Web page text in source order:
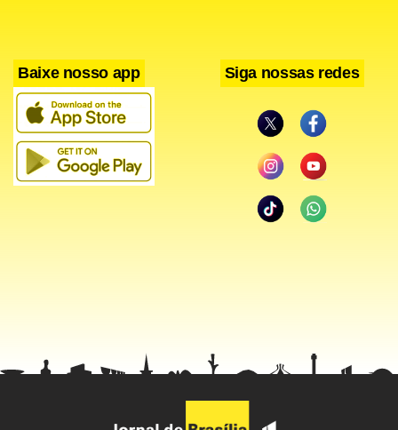
Facebook
WhatsApp
LinkedIn Telegram
Share
Baixe nosso app Siga nossas redes